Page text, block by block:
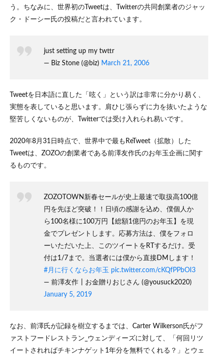
ミュ
ーシ
され
る
Yahoo!
リアル
タイム
検索で
してい
るテー
認する
感性
／定
4
の公
式ア
う。ちなみに、世界初のTweetは、Twitterの共同創業者のジャッ
ク・ドーシー氏の投稿だと言われています。
just setting up my twttr
— Biz Stone (@biz) March 21, 2006
Tweetを日本語に直した「呟く」という訳は非常に分かり易く、
実態を表していると思います。肩ひじ張らずに力を抜いたような
堅苦しくないものが、Twitterでは受け入れられ易いです。
2020年8月31日時点で、世界中で最もReTweet（拡散）した
Tweetは、ZOZOの創業者である前澤友作氏のお年玉企画に関す
るものです。
ZOZOTOWN新春セールが史上最速で取扱高100億
円を先ほど突破！！日頃の感謝を込め、僕個人か
ら100名様に100万円【総額1億円のお年玉】を現
金でプレゼントします。応募方法は、僕をフォロ
ーいただいた上、このツイートをRTするだけ。受
付は1/7まで。当選者には僕から直接DMします！
#月に行くならお年玉 pic.twitter.com/cKQfPPbOI3
— 前澤友作┃お金贈りおじさん (@yousuck2020)
January 5, 2019
なお、前澤氏が記録を樹立するまでは、Carter Wilkerson氏がフ
ァストフードレストラン_ウェンディーズに対して、「何回リツ
イートされればチキンナゲット1年分を無料でくれる？」とウェ